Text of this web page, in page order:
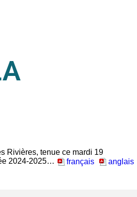
Rivières, tenue ce mardi 19
2024-2025…
français anglais